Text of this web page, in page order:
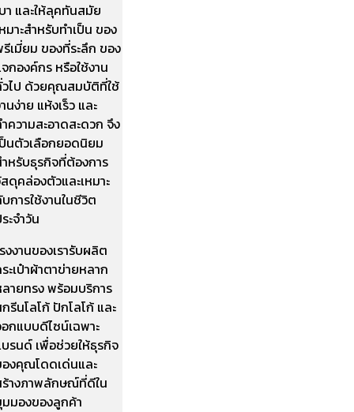
า และให้ลุคทันสมัย
มาะสำหรับทำเป็น ของ
เมี่ยม ของที่ระลึก ของ
กองค์กร หรือใช้งาน
ไป ด้วยคุณสมบัติที่ใช้
นง่าย แห้งเร็ว และ
ความสะอาดสะดวก จึง
นตัวเลือกยอดนิยม
หรับธุรกิจที่ต้องการ
ดุคล่องตัวและเหมาะ
การใช้งานในชีวิต
ะจำวัน
งงานของเรารับผลิต
ะเป๋าผ้าตาข่ายหลาก
ายทรง พร้อมบริการ
รีนโลโก้ ปักโลโก้ และ
กแบบดีไซน์เฉพาะ
รนด์ เพื่อช่วยให้ธุรกิจ
งคุณโดดเด่นและ
างภาพลักษณ์ที่ดีใน
มองของลูกค้า